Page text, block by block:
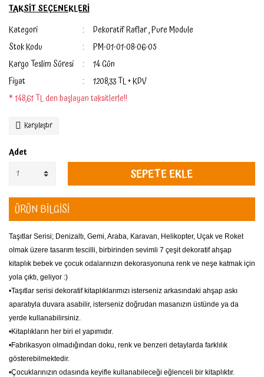
TAKSİT SEÇENEKLERİ
Kategori
Dekoratif Raflar,Pure Module
Stok Kodu
PM-01-01-08-06-05
Kargo Teslim Süresi
14 Gün
Fiyat
1.208,33 TL + KDV
* 148,61 TL den başlayan taksitlerle!!
Karşılaştır
Adet
SEPETE EKLE
ÜRÜN BİLGİSİ
Taşıtlar Serisi; Denizaltı, Gemi, Araba, Karavan, Helikopter, Uçak ve Roket
olmak üzere tasarım tescilli, birbirinden sevimli 7 çeşit dekoratif ahşap
kitaplık bebek ve çocuk odalarınızın dekorasyonuna renk ve neşe katmak için
yola çıktı, geliyor :)
•Taşıtlar serisi dekoratif kitaplıklarımızı isterseniz arkasındaki ahşap askı
aparatıyla duvara asabilir, isterseniz doğrudan masanızın üstünde ya da
yerde kullanabilirsiniz.
•Kitaplıkların her biri el yapımıdır.
•Fabrikasyon olmadığından doku, renk ve benzeri detaylarda farklılık
gösterebilmektedir.
•Çocuklarınızın odasında keyifle kullanabileceği eğlenceli bir kitaplıktır.